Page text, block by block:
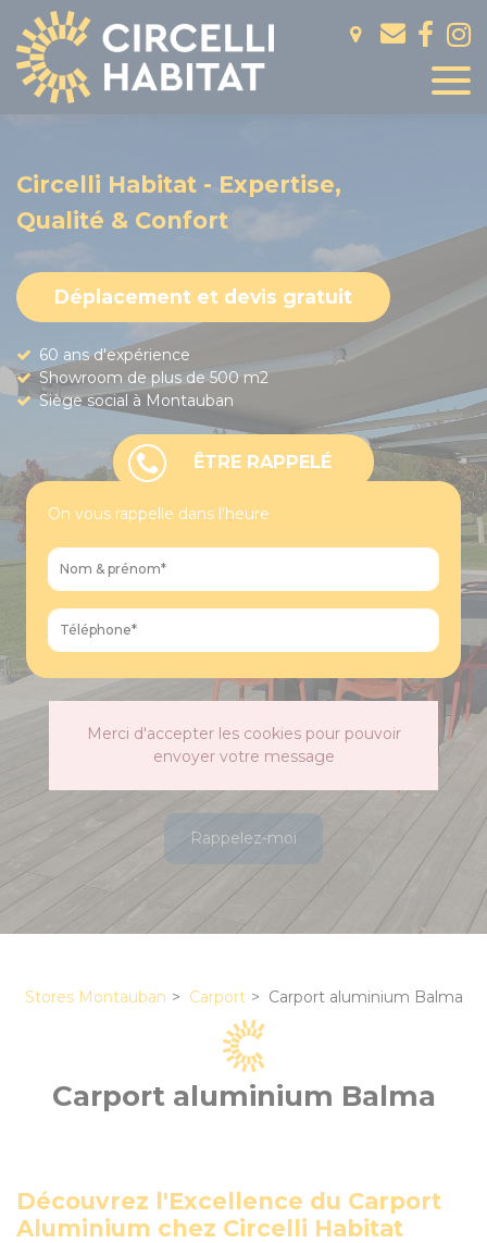
Circelli Habitat - Expertise,
Qualité & Confort
Déplacement et devis gratuit
60 ans d'expérience
Showroom de plus de 500 m2
Siège social à Montauban
ÊTRE RAPPELÉ
On vous rappelle dans l'heure
Merci d'accepter les cookies pour pouvoir
envoyer votre message
Rappelez-moi
Stores Montauban Carport Carport aluminium Balma
Carport aluminium Balma
Découvrez l'Excellence du Carport
Aluminium chez Circelli Habitat
Panneau de gestion des cookies